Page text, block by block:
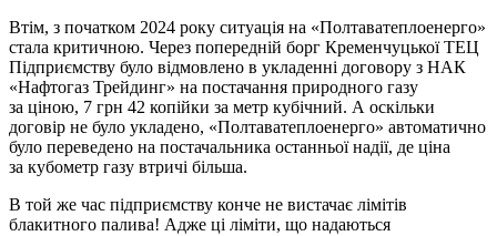
Втім, з початком 2024 року ситуація на «Полтаватеплоенерго»
стала критичною. Через попередній борг Кременчуцької ТЕЦ
Підприємству було відмовлено в укладенні договору з НАК
«Нафтогаз Трейдинг» на постачання природного газу
за ціною, 7 грн 42 копійки за метр кубічний. А оскільки
договір не було укладено, «Полтаватеплоенерго» автоматично
було переведено на постачальника останньої надії, де ціна
за кубометр газу втричі більша.
В той же час підприємству конче не вистачає лімітів
блакитного палива! Адже ці ліміти, що надаються